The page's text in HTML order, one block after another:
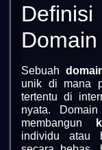
Sebuah
unik di mana
tertentu di
nyata.
membangun
individu atau